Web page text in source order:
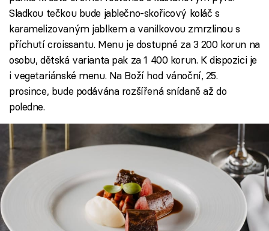
Sladkou tečkou bude jablečno-skořicový koláč s
karamelizovaným jablkem a vanilkovou zmrzlinou s
příchutí croissantu. Menu je dostupné za 3 200 korun na
osobu, dětská varianta pak za 1 400 korun. K dispozici je
i vegetariánské menu. Na Boží hod vánoční, 25.
prosince, bude podávána rozšířená snídaně až do
poledne.